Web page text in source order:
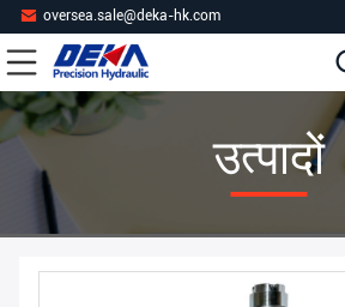
oversea.sale@deka-hk.com
उत्पादों